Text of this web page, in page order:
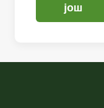
још